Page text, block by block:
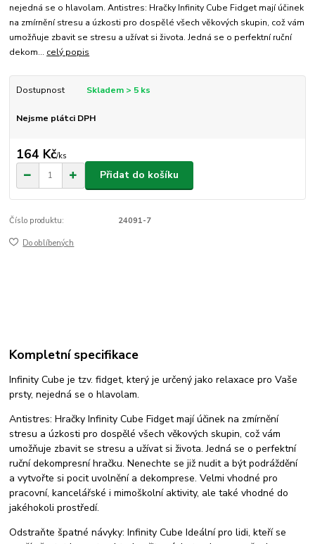
nejedná se o hlavolam. Antistres: Hračky Infinity Cube Fidget mají účinek
na zmírnění stresu a úzkosti pro dospělé všech věkových skupin, což vám
umožňuje zbavit se stresu a užívat si života. Jedná se o perfektní ruční
dekom... celý popis
Dostupnost Skladem > 5 ks
Nejsme plátci DPH
164 Kč/ks
Přidat do košíku
Číslo produktu: 24091-7
Do oblíbených
Kompletní specifikace
Infinity Cube je tzv. fidget, který je určený jako relaxace pro Vaše
prsty, nejedná se o hlavolam.
Antistres: Hračky Infinity Cube Fidget mají účinek na zmírnění
stresu a úzkosti pro dospělé všech věkových skupin, což vám
umožňuje zbavit se stresu a užívat si života. Jedná se o perfektní
ruční dekompresní hračku. Nenechte se již nudit a být podráždění
a vytvořte si pocit uvolnění a dekomprese. Velmi vhodné pro
pracovní, kancelářské i mimoškolní aktivity, ale také vhodné do
jakéhokoli prostředí.
Odstraňte špatné návyky: Infinity Cube Ideální pro lidi, kteří se